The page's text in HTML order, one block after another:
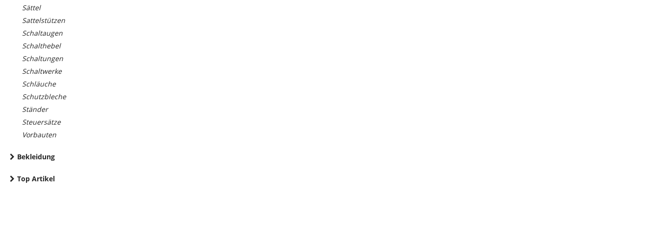
Sättel
Sattelstützen
Schaltaugen
Schalthebel
Schaltungen
Schaltwerke
Schläuche
Schutzbleche
Ständer
Steuersätze
Vorbauten
Bekleidung
Top Artikel